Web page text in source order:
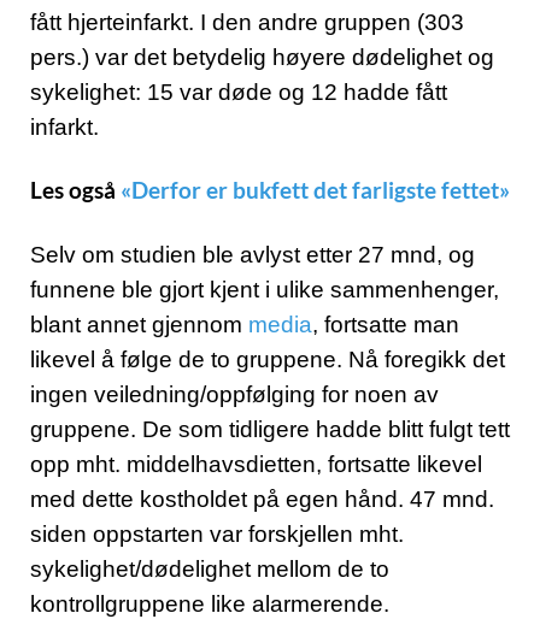
fått hjerteinfarkt. I den andre gruppen (303
pers.) var det betydelig høyere dødelighet og
sykelighet: 15 var døde og 12 hadde fått
infarkt.
Les også «Derfor er bukfett det farligste fettet»
Selv om studien ble avlyst etter 27 mnd, og
funnene ble gjort kjent i ulike sammenhenger,
blant annet gjennom media, fortsatte man
likevel å følge de to gruppene. Nå foregikk det
ingen veiledning/oppfølging for noen av
gruppene. De som tidligere hadde blitt fulgt tett
opp mht. middelhavsdietten, fortsatte likevel
med dette kostholdet på egen hånd. 47 mnd.
siden oppstarten var forskjellen mht.
sykelighet/dødelighet mellom de to
kontrollgruppene like alarmerende.